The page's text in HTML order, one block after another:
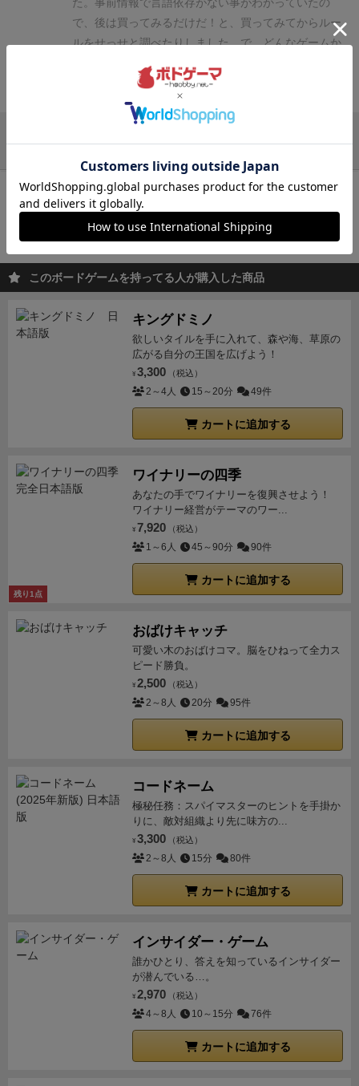
る。 ●教会：家族を1人黒い袋に入れる。ミサの時に引
いて教会へ配置することができる。
井戸 ：同色の影
うことができる。【ユニークなアクション選択方式】
手番ではアクションスペース上の
り、そのアクションを行う。他にもそういうメカニク
の色のコマが欲しいとは限らない。いや、むしろ自分
の欲しい色のコマとアクションスペースが合っている
この時、自分の中で
アクションを優先するべきか、欲しい影響力コマを優
先するべきか非常に悩ましい選択を毎回迫られること
になる。これは他プレイヤーとの早取りもあって悶絶
には各色に意味がある。以下のように少し抽象的な意
味が込められており覚えにくく、正直もう少し何とか
ならなかったのか、という気にはなる。しかし特に意
味を知らなくてもゲームプレイには影響はなく、また
知っているとより深くゲームには没頭できると思う。
【画期的な死去システム】このゲームで最も特徴的な
死去システム」だろう。個人ボード周囲には人
消費するアクションを行った時にマーカーが時計回り
に進む。このマーカーが12時の位置にある橋を越えた
そのプレイヤーの最年長の家族が1人死去する。
ワーカープレイスメントのゲームは数多あるが、ワー
画期的なシステムだっただろう。単純に考えるとワー
カーが1個減るためなるべく死なないようにマネージ
かりではない。【村の歴史に名を刻む！】
した場合、その家族が従事していた職業に対して功績
が讃えられ村の名鑑に記録される。各職業毎に記録さ
れる項目が分けられており、ゲーム終了時、名鑑に記
録された人数により名声点が与えられる。このため多
くの家族を名鑑に載せたいところだが、各職業毎に定
される。このシステムが非常に効いており、モタモタ
していると他プレイヤーに定員を埋められてしまうと
いう不安にいつも苛まれる。 つまりアクションを行う
にはワーカーが必要であるので簡単に失うわけにはい
かないが、一方で早く死んで村の名鑑に載りたい、と
いうジレンマが発生し、これが実に悩ましく面白いの
【ミサで運試しのバッグドロー！】アクションス
が始まる。ミサではまず黒い袋から家族コマが４つ引
かれ、引かれた家族コマは教会の入り口に近い部屋へ
配置される。この黒い袋には教会アクションで放り込
まれたプレイヤーの家族コマの他に
含まれてる。いわゆる「ハズレ」だ。つまり教会アク
ションを手番で行なっていても、このバッグドローで
引かれなければ教会に家族を派遣することができな
や、時間の経過が必要となる。
その時間というのがこ
のゲームでもう１つ際立った概念である。時間といっ
すむことでワーカーが死亡するというもの。さらに死
亡後に限られた数の墓所にワーカーを放り込んだ数に
より終了時にボーナスが入る。もちろんワーカーを増
象的である。また基本的に配置したワーカーは自動で
は戻ってこない。いや、戻ってこないというより、そ
のスペースで働き続けるというものであるが、先ほど
のワーカーの死は初期のワーカーから死亡することに
なるため（ワーカーにはナンバリングされている）そ
この選択も良く考えなければならない。
は用意された墓地がすべて埋まる（埋められる？）こ
とがフラグとなる。一定のターン数で終了するのでは
なく、このようなデザインとしたのは、あくまで一族
の隆盛をテーマとしたからだろうか。とにかく、これ
により終了タイミングを多少なりとも制御することが
できるようになっているが、終盤がだれることもあま
りないため、しっかり機能しているといえるだろう。
さて、各々のアクションの内容を見てみると、とても
生産系アクションで各種リソースを獲得して、消費系
アクションで勝利点を得る。勝利点の見通しが格別に
良く、あるアクションがそのまま勝利点に直結してい
るといってしまって差し支えない。正直なところ、こ
このあたりはあまりにもストレートすぎると感じる。
プレイアビリティを上げたいばかりに、ややリプレイ
バリューが犠牲になっているといっても良いだろう。
は立てやすいとも言え、その青写真から逆算してどの
アクション、そしてどのリソースが必要かを組み立て
ていくゲームプランを考えるのは楽しい。果たしてゲ
ーマー向きなのか、それとも非ゲーマーに薦められる
も上手くまとまっており、一度理解してしまえばスム
ースにプレイできるだろう。インストする立場から
まえば、比較的プレイしてもらいやすいといえるので
はないだろうか。また９年前の作品、しかもドイツゲ
ーム大賞受賞作でありながら、このユニークさはやは
り特別なものと考えても良いだろう。１つ１つのメカ
ニクスという視点ではいざ知らず、このシステマチッ
クなプレイ感は現在でも全く色褪せてはいないと言え
り、非常に良い補完となっている。
で、後は買ってみるだけだ！と、買ってみてからルー
ルをせっせと調べたりしました。で、どんなゲームか
たり農具を作ったり我が子を旅に出したり妖しい教団
に所属させてみたり死んだ一族をお墓に入れたりしな
がら点数を稼いでいくゲームです。
お墓に入れる？そうなんですよ、アグリコラで家族コ
マを増やして頑張ったりしますよね。手番が増えたと
思いきや、一族は寿命とともに死んでしまうんです。
ただ死んでしまっても墓地に行って終わりです。何か
の記録を残して死ねば村の記録に載ります。名誉で
す！なんで、ゲーム中も「うわー、旅行進めたいけど
死ぬね」「こいつはもう死んでもらって」などという
物騒な感じになります（回避不可能）しかし、太郎に
るんです。
たまった点数を見ながら、ああ、三郎はあ
の時、変な教団に出入りしたんだっけ等と感慨にふけ
る事が出来る、大変面白いゲームでした。
～4人」というマジでボードゲーム楽しむ為に集まる
初心者が中級者名乗るにあたっ
て、このくらいのゲームがちょうどいいんじゃないか
なーという重量なので、遊ぶんだったら最初のゲーム
はずしっと2時間くらいは見込んでください。
他のレビューを読み込む
再入荷までお待ち下さい
会員登録後、通知送信先を設定すると入荷通知を受け取れます
このボードゲームを持ってる人が購入した商品
キングドミノ
欲しいタイルを手に入れて、森や海、草原の
広がる自分の王国を広げよう！
¥ 3,300 （税込）
2～4人 15～20分 49件
カートに追加する
残り1点
ワイナリーの四季
あなたの手でワイナリーを復興させよう！
ワイナリー経営がテーマのワー...
¥ 7,920 （税込）
1～6人 45～90分 90件
カートに追加する
おばけキャッチ
可愛い木のおばけコマ。脳をひねって全力ス
ピード勝負。
¥ 2,500 （税込）
2～8人 20分 95件
カートに追加する
コードネーム
極秘任務：スパイマスターのヒントを手掛か
りに、敵対組織より先に味方の...
¥ 3,300 （税込）
2～8人 15分 80件
カートに追加する
インサイダー・ゲーム
誰かひとり、答えを知っているインサイダー
が潜んでいる…。
¥ 2,970 （税込）
4～8人 10～15分 76件
カートに追加する